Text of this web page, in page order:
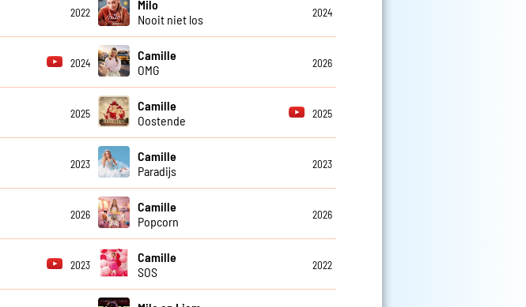
2022
Milo
Nooit niet los
2024
2024
Camille
OMG
2026
2025
Camille
Oostende
2025
2023
Camille
Paradijs
2023
2026
Camille
Popcorn
2026
2023
Camille
SOS
2022